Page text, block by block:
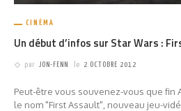
CINÉMA
Un début d’infos sur Star Wars :
par JON-FENN le 2 OCTOBRE 2012
Peut-être vous souvenez-vous que fin
le nom "First Assault", nouveau jeu-